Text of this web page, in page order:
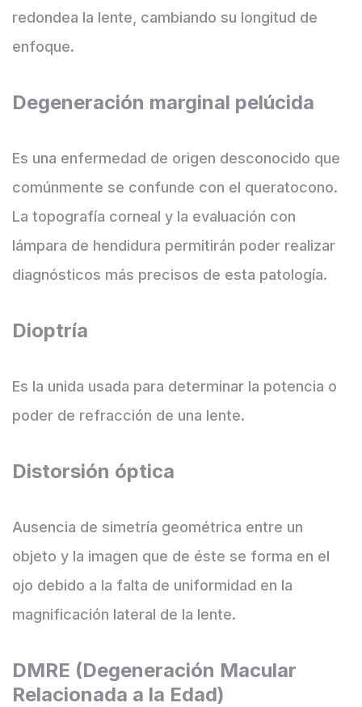
redondea la lente, cambiando su longitud de
enfoque.
Degeneración marginal pelúcida
Es una enfermedad de origen desconocido que
comúnmente se confunde con el queratocono.
La topografía corneal y la evaluación con
lámpara de hendidura permitirán poder realizar
diagnósticos más precisos de esta patología.
Dioptría
Es la unida usada para determinar la potencia o
poder de refracción de una lente.
Distorsión óptica
Ausencia de simetría geométrica entre un
objeto y la imagen que de éste se forma en el
ojo debido a la falta de uniformidad en la
magnificación lateral de la lente.
DMRE (Degeneración Macular
Relacionada a la Edad)